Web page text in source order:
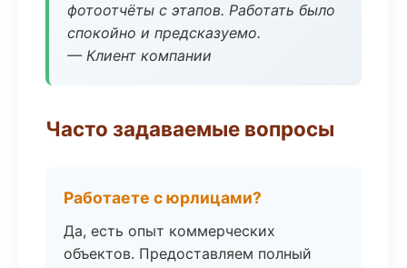
фотоотчёты с этапов. Работать было
спокойно и предсказуемо.
— Клиент компании
Часто задаваемые вопросы
Работаете с юрлицами?
Да, есть опыт коммерческих
объектов. Предоставляем полный